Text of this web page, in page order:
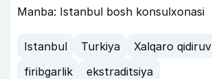
Manba: Istanbul bosh konsulxonasi
Istanbul Turkiya Xalqaro qidiruv
firibgarlik
ekstraditsiya